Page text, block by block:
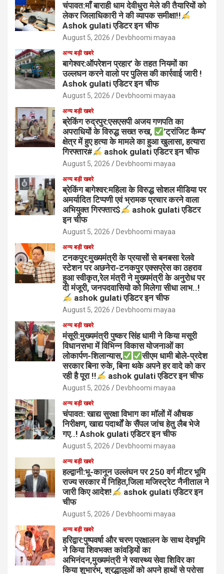
चंपावत:माँ बाराही धाम देवीधुरा मेले की तैयारियों को
लेकर जिलाधिकारी ने की व्यापक समीक्षा!!
Ashok gulati एडिटर इन चीफ
August 5, 2026 Devbhoomi mayaa
अन्य बड़ी खबरे
बागेश्वर:ऑपरेशन प्रहार’ के तहत नियमों का
उल्लघन करने वालो पर पुलिस की कार्रवाई जारी !
Ashok gulati एडिटर इन चीफ
August 5, 2026 Devbhoomi mayaa
अन्य बड़ी खबरे
ब्रेकिंग रुद्रपुर:एसएसपी अजय गणपति का
अपराधियों के विरुद्ध सख्त रुख,
’ट्रांजिट कैम्प’
क्षेत्र में हुए हत्या के मामले का हुआ खुलासा, हत्यारा
गिरफ्तार#
ashok gulati एडिटर इन चीफ
August 5, 2026 Devbhoomi mayaa
अन्य बड़ी खबरे
ब्रेकिंग बागेश्वर:महिला के विरुद्ध सोशल मीडिया पर
अमर्यादित टिप्पणी एवं भ्रामक प्रचार करने वाला
अभियुक्त गिरफ्तार$
ashok gulati एडिटर
इन चीफ
August 5, 2026 Devbhoomi mayaa
अन्य बड़ी खबरे
टनकपुर:मुख्यमंत्री के प्रयासों से बनबसा रेलवे
स्टेशन पर अछनेरा-टनकपुर एक्सप्रेस का ठहराव
हुआ स्वीकृत,रेल मंत्री ने मुख्यमंत्री के अनुरोध पर
दी मंजूरी, जनपदवासियो को मिलेगा सीधा लाभ..!
ashok gulati एडिटर इन चीफ
August 5, 2026 Devbhoomi mayaa
अन्य बड़ी खबरे
मंसूरी:मुख्यमंत्री पुष्कर सिंह धामी ने किया मसूरी
विधानसभा में विभिन्न विकास योजनाओं का
लोकार्पण-शिलान्यास,
सीएम धामी बोले-प्रदेश
सरकार बिना रुके, बिना थके अपने हर वादे को कर
रही है पूरा !!
ashok gulati एडिटर इन चीफ
August 5, 2026 Devbhoomi mayaa
अन्य बड़ी खबरे
चंपावत: खाद्य सुरक्षा विभाग का मॉलों में औचक
निरीक्षण, खाद्य पदार्थों के सैंपल जांच हेतु लैब भेजे
गए..! Ashok gulati एडिटर इन चीफ
August 5, 2026 Devbhoomi mayaa
अन्य बड़ी खबरे
हल्द्वानी:भू-कानून उल्लंघन पर 250 वर्ग मीटर भूमि
राज्य सरकार में निहित,जिला मजिस्ट्रेट नैनीताल ने
जारी किए आदेश!
ashok gulati एडिटर इन
चीफ
August 5, 2026 Devbhoomi mayaa
अन्य बड़ी खबरे
हरिद्वार:पुष्पवर्षा और चरण प्रक्षालन के साथ देवभूमि
ने किया शिवभक्त कांवड़ियों का
अभिनंदन,मुख्यमंत्री ने स्वास्थ्य सेवा शिविर का
किया शुभारंभ, श्रद्धालुओं को अपने हाथों से परोसा